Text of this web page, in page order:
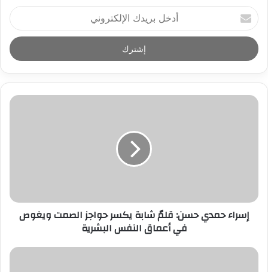
أ
د
خ
ل
ر
د
ر
إسراء حمدي حسن: قلمٌ شابة يكسر حواجز الصمت ويغوص
في أعماق النفس البشرية